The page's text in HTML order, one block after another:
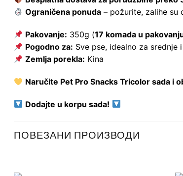
Ograničena ponuda – požurite, zalihe su
Pakovanje: 350g (17 komada u
Pogodno za: Sve pse, idealno za srednje
Zemlja porekla: Kina
Naručite Pet Pro Snacks Tricolor sada i
Dodajte u korpu sada!
ПОВЕЗАНИ ПРОИЗВОДИ